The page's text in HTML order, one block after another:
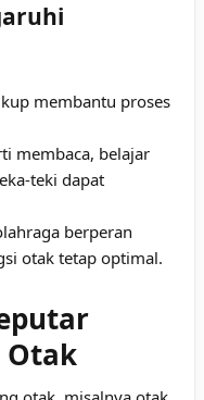
membantu proses
membaca, belajar
teki dapat
berperan
otak tetap optimal.
Otak